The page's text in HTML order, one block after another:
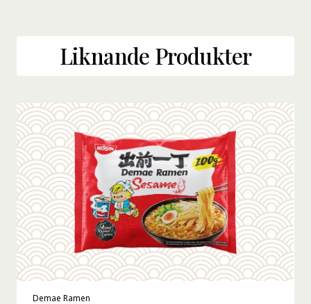
Liknande Produkter
Demae Ramen